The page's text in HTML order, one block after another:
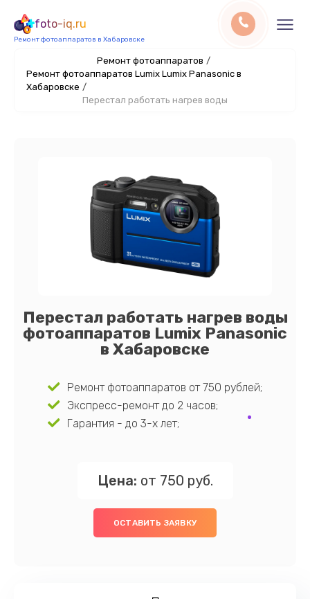
foto-iq.ru
Ремонт фотоаппаратов в Хабаровске
Ремонт фотоаппаратов /
Ремонт фотоаппаратов Lumix Lumix Panasonic в
Хабаровске /
Перестал работать нагрев воды
Перестал работать нагрев воды
фотоаппаратов Lumix Panasonic
в Хабаровске
Ремонт фотоаппаратов от 750 рублей;
Экспресс-ремонт до 2 часов;
Гарантия - до 3-х лет;
Цена: от 750 руб.
ОСТАВИТЬ ЗАЯВКУ